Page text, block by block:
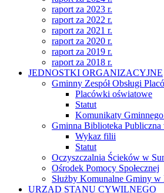
raport za 2023 r.
raport za 2022 r.
raport za 2021 r.
raport za 2020 r.
raport za 2019 r.
raport za 2018 r.
JEDNOSTKI ORGANIZACYJNE
Gminny Zespół Obsługi
Placówki oświatowe
Statut
Komunikaty
Gminna Biblioteka Publiczna
Wykaz filii
Statut
Oczyszczalnia Ścieków w
Ośrodek Pomocy Społecznej
Służby Komunalne Gminy w
URZĄD STANU CYWILNEGO